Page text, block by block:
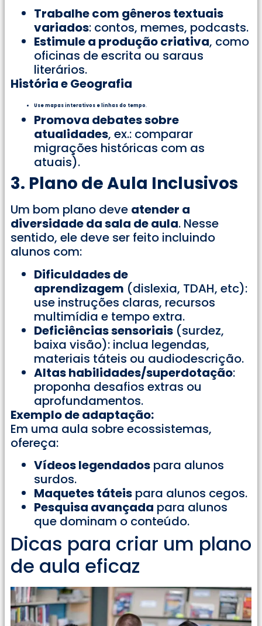
Trabalhe com gêneros textuais
variados: contos, memes, podcasts.
Estimule a produção criativa, como
oficinas de escrita ou saraus
literários.
História e Geografia
Use mapas interativos e linhas do tempo.
Promova debates sobre
atualidades, ex.: comparar
migrações históricas com as
atuais).
3. Plano de Aula Inclusivos
Um bom plano deve atender a
diversidade da sala de aula. Nesse
sentido, ele deve ser feito incluindo
alunos com:
Dificuldades de
aprendizagem (dislexia, TDAH, etc):
use instruções claras, recursos
multimídia e tempo extra.
Deficiências sensoriais (surdez,
baixa visão): inclua legendas,
materiais táteis ou audiodescrição.
Altas habilidades/superdotação:
proponha desafios extras ou
aprofundamentos.
Exemplo de adaptação:
Em uma aula sobre ecossistemas,
ofereça:
Vídeos legendados para alunos
surdos.
Maquetes táteis para alunos cegos.
Pesquisa avançada para alunos
que dominam o conteúdo.
Dicas para criar um plano
de aula eficaz